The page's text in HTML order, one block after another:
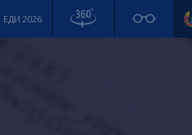
ЕДИ 2026